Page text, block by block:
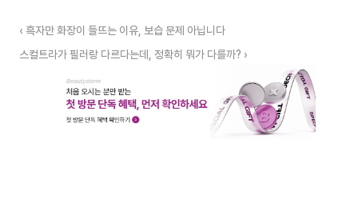
‹ 흑자만 화장이 들뜨는 이유, 보습 문제 아닙니다
스컬트라가 필러랑 다르다는데, 정확히 뭐가 다를까? ›